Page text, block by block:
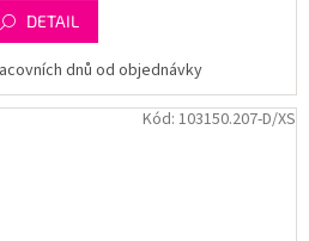
DETAIL
dnů od objednávky
Kód: 103150.207-D/XS